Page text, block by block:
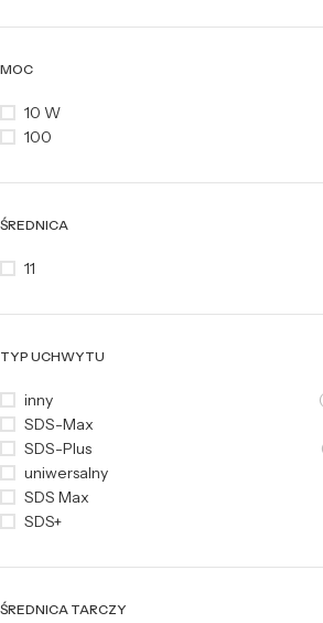
MOC
10 W
100
ŚREDNICA
11
TYP UCHWYTU
inny
SDS-Max
SDS-Plus
uniwersalny
SDS Max
SDS+
ŚREDNICA TARCZY